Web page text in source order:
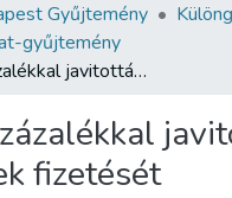
& Collections
Gyűjtemény
gyűjtemény
Ötven százalékkal javitották a szinészek fizetését
fizetését